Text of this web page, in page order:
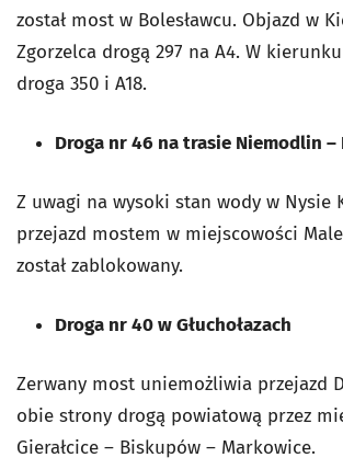
został most w Bolesławcu. Objazd w
Zgorzelca drogą 297 na A4. W
droga 350 i A18.
Droga nr 46 na trasie Niemodlin –
Z uwagi na wysoki stan wody w Nysie
przejazd mostem w miejscowości
został zablokowany.
Droga nr 40 w Głuchołazach
Zerwany most uniemożliwia przejazd
obie strony drogą powiatową przez
Gierałcice – Biskupów – Markowice.